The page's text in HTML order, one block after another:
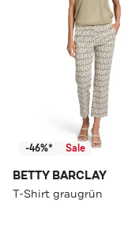
-46%* Sale
BETTY BARCLAY
T-Shirt graugrün